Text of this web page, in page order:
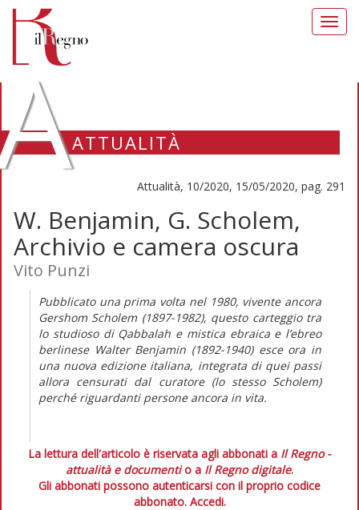
ATTUALITÀ
Attualità, 10/2020, 15/05/2020, pag. 291
W. Benjamin, G. Scholem,
Archivio e camera oscura
Vito Punzi
Pubblicato una prima volta nel 1980, vivente ancora
Gershom Scholem (1897-1982), questo carteggio tra
lo studioso di Qabbalah e mistica ebraica e l’ebreo
berlinese Walter Benjamin (1892-1940) esce ora in
una nuova edizione italiana, integrata di quei passi
allora censurati dal curatore (lo stesso Scholem)
perché riguardanti persone ancora in vita.
La lettura dell'articolo è riservata agli abbonati a Il Regno -
attualità e documentio a Il Regno digitale.
Gli abbonati possono autenticarsi con il proprio codice
abbonato. Accedi.